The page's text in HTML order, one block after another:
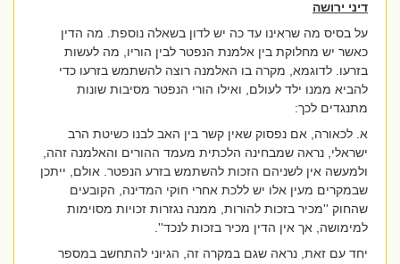
דיני ירושה
על בסיס מה שראינו עד כה יש לדון בשאלה נוספת. מה הדין
כאשר יש מחלוקת בין אלמנת הנפטר לבין הוריו, מה לעשות
בזרעו. לדוגמא, מקרה בו האלמנה רוצה להשתמש בזרעו כדי
להביא ממנו ילד לעולם, ואילו הורי הנפטר מסיבות שונות
מתנגדים לכך:
א. לכאורה, אם נפסוק שאין קשר בין האב לבנו כשיטת הרב
ישראלי, נראה שמבחינה הלכתית מעמד ההורים והאלמנה זהה,
ולמעשה אין לשניהם הזכות להשתמש בזרע הנפטר. אולם, ייתכן
שבמקרים מעין אלו יש ללכת אחרי חוקי המדינה, הקובעים
שהחוק ''מכיר בזכות להורות, ממנה נגזרות זכויות מסוימות
למימושה, אך אין הדין מכיר בזכות לנכד''.
יחד עם זאת, נראה שגם במקרה זה, הגיוני להתחשב במספר